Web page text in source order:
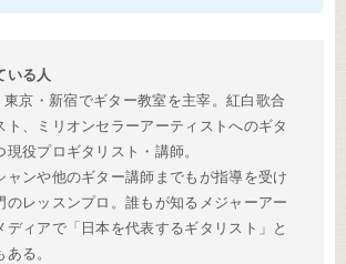
いる人
京・新宿でギター教室を主宰。紅白歌合
ト、ミリオンセラーアーティストへのギタ
役プロギタリスト・講師。
ャンや他のギター講師までもが指導を受け
のレッスンプロ。誰もが知るメジャーアー
ディアで「日本を代表するギタリスト」と
る。